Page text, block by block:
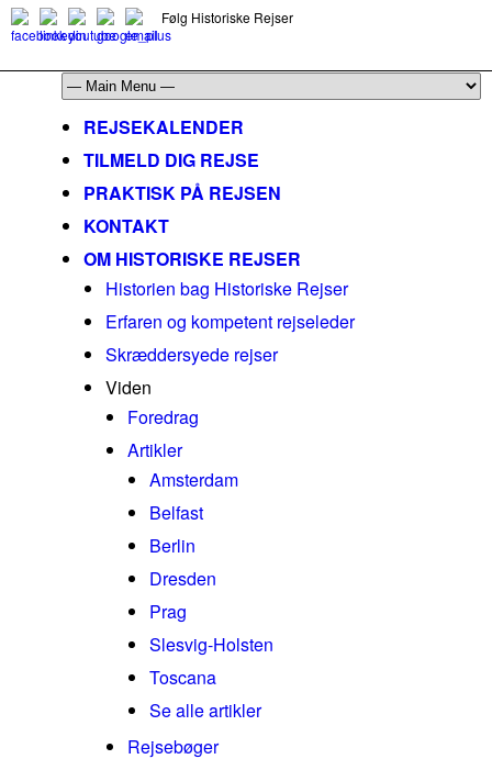
Følg Historiske Rejser
REJSEKALENDER
TILMELD DIG REJSE
PRAKTISK PÅ REJSEN
KONTAKT
OM HISTORISKE REJSER
Historien bag Historiske Rejser
Erfaren og kompetent rejseleder
Skræddersyede rejser
Viden
Foredrag
Artikler
Amsterdam
Belfast
Berlin
Dresden
Prag
Slesvig-Holsten
Toscana
Se alle artikler
Rejsebøger